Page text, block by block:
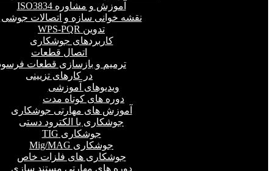
آموزش و مشاوره ISO3834
نقشه خوانی سازه و اتصالات جوشی
تدوین WPS-PQR
کاربردهای جوشکاری
اتصال قطعات
ترمیم و بازسازی قطعات
در کارهای تزیینی
ویدیوهای آموزشی
دوره های کوتاه مدت
آموزش های مهارتی جوشکاری
جوشکاری با الکترود دستی
جوشکاری TIG
جوشکاری Mig/MAG
جوشکاری های فلزات خاص
دوره های مهارتی مستند سازی